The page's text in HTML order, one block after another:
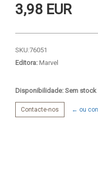
3,98 EUR
SKU:76051
Editora: Marvel
Disponibilidade: Sem stock
Contacte-nos ← ou